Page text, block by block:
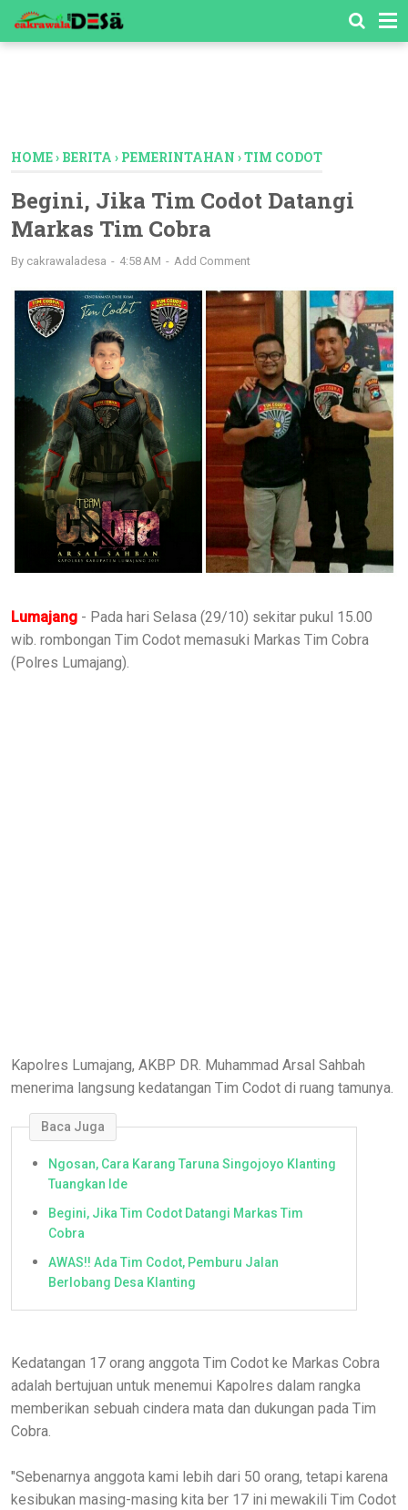
HOME› BERITA › PEMERINTAHAN ›TIM CODOT
Begini, Jika Tim Codot Datangi
Markas Tim Cobra
By cakrawaladesa 4:58 AM Add Comment
Lumajang - Pada hari Selasa (29/10) sekitar pukul 15.00
wib. rombongan Tim Codot memasuki Markas Tim Cobra
(Polres Lumajang).
Kapolres Lumajang, AKBP DR. Muhammad Arsal Sahbah
menerima langsung kedatangan Tim Codot di ruang tamunya.
Baca Juga
Ngosan, Cara Karang Taruna Singojoyo Klanting
Tuangkan Ide
Begini, Jika Tim Codot Datangi Markas Tim
Cobra
AWAS!! Ada Tim Codot, Pemburu Jalan
Berlobang Desa Klanting
Kedatangan 17 orang anggota Tim Codot ke Markas Cobra
adalah bertujuan untuk menemui Kapolres dalam rangka
memberikan sebuah cindera mata dan dukungan pada Tim
Cobra.
"Sebenarnya anggota kami lebih dari 50 orang, tetapi karena
kesibukan masing-masing kita ber 17 ini mewakili Tim Codot